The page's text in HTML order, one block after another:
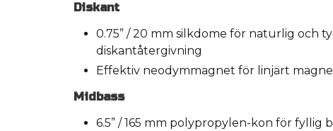
Diskant
0.75” / 20 mm silkdome för naturlig och
diskantåtergivning
Effektiv neodymmagnet för linjärt
Midbass
6.5” / 165 mm polypropylen-kon för fyllig